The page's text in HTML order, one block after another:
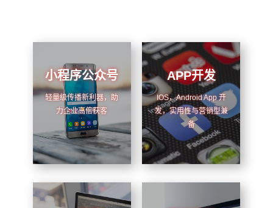
小程序公众号
轻量级传播新利器，助
力企业高倍获客
APP开发
IOS，Android App 开
发，实用性与营销型兼
备